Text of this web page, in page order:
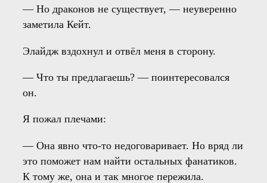
— Но драконов не существует, — неуверенно
заметила Кейт.
Элайдж вздохнул и отвёл меня в сторону.
— Что ты предлагаешь? — поинтересовался
он.
Я пожал плечами:
— Она явно что-то недоговаривает. Но вряд ли
это поможет нам найти остальных фанатиков.
К тому же, она и так многое пережила.